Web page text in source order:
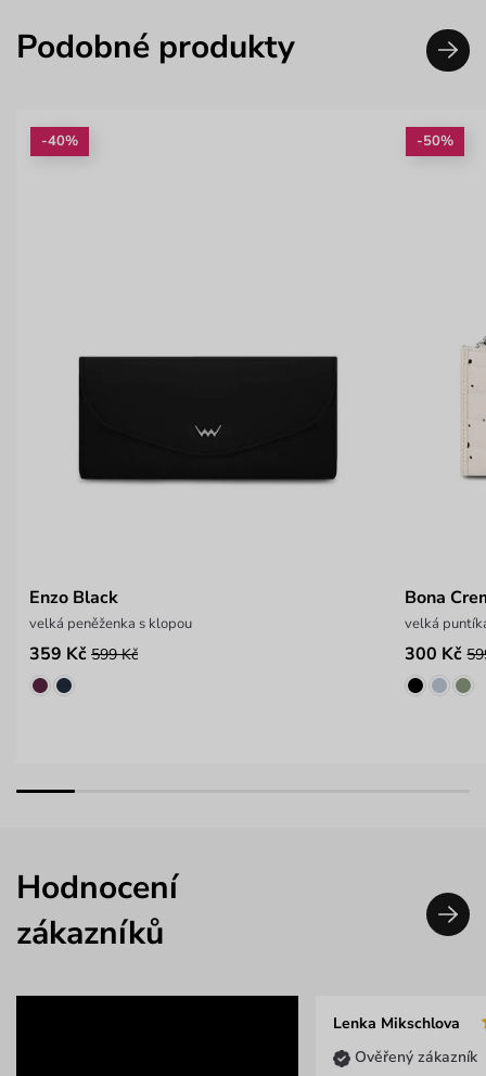
Podobné produkty
-40%
Enzo Black
velká peněženka s klopou
359 Kč 599 Kč
-50%
Bona
velká
300 Kč
Hodnocení
zákazníků
Lenka Mikschlova
Ověřený zákazník